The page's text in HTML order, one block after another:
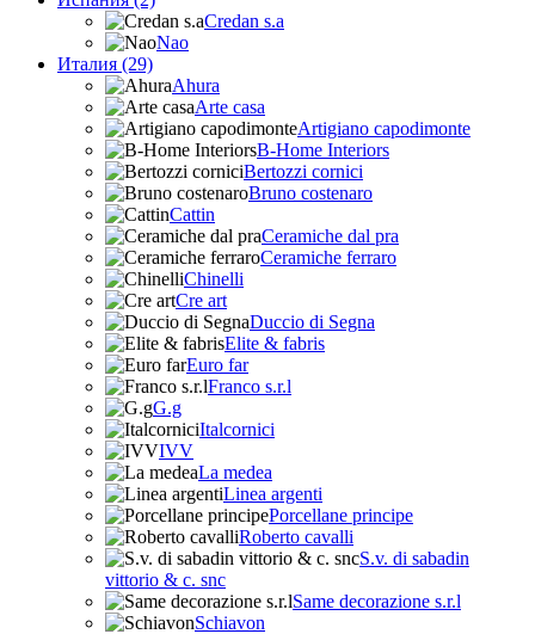
Credan s.a
Nao
Италия (29)
Ahura
Arte casa
Artigiano capodimonte
B-Home Interiors
Bertozzi cornici
Bruno costenaro
Cattin
Ceramiche dal pra
Ceramiche ferraro
Chinelli
Cre art
Duccio di Segna
Elite & fabris
Euro far
Franco s.r.l
G.g
Italcornici
IVV
La medea
Linea argenti
Porcellane principe
Roberto cavalli
S.v. di sabadin
vittorio & c. snc
Same decorazione s.r.l
Schiavon